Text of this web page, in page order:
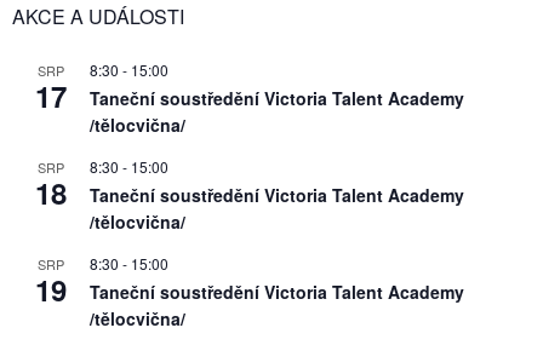
AKCE A UDÁLOSTI
SRP
17
8:30 - 15:00
Taneční soustředění Victoria Talent Academy
/tělocvična/
SRP
18
8:30 - 15:00
Taneční soustředění Victoria Talent Academy
/tělocvična/
SRP
19
8:30 - 15:00
Taneční soustředění Victoria Talent Academy
/tělocvična/